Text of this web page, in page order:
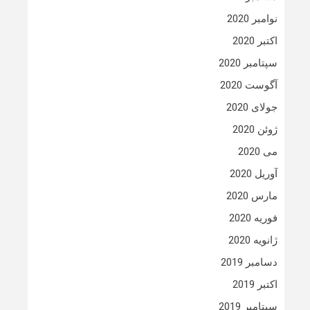
نوامبر 2020
اکتبر 2020
سپتامبر 2020
آگوست 2020
جولای 2020
ژوئن 2020
می 2020
آوریل 2020
مارس 2020
فوریه 2020
ژانویه 2020
دسامبر 2019
اکتبر 2019
سپتامبر 2019